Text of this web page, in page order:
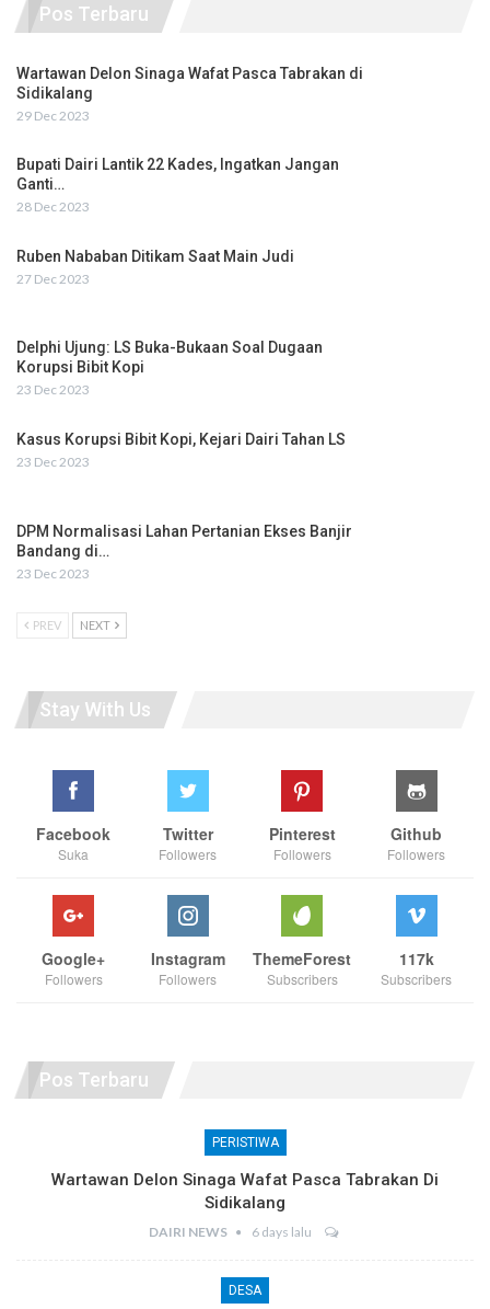
Pos Terbaru
Wartawan Delon Sinaga Wafat Pasca Tabrakan di
Sidikalang
29 Dec 2023
Bupati Dairi Lantik 22 Kades, Ingatkan Jangan
Ganti…
28 Dec 2023
Ruben Nababan Ditikam Saat Main Judi
27 Dec 2023
Delphi Ujung: LS Buka-Bukaan Soal Dugaan
Korupsi Bibit Kopi
23 Dec 2023
Kasus Korupsi Bibit Kopi, Kejari Dairi Tahan LS
23 Dec 2023
DPM Normalisasi Lahan Pertanian Ekses Banjir
Bandang di…
23 Dec 2023
PREV NEXT
Stay With Us
Facebook
Suka
Twitter
Followers
Pinterest
Followers
Github
Followers
Google+
Followers
Instagram
Followers
ThemeForest
Subscribers
117k
Subscribers
Pos Terbaru
PERISTIWA
Wartawan Delon Sinaga Wafat Pasca Tabrakan Di
Sidikalang
DAIRI NEWS 6 days lalu
DESA